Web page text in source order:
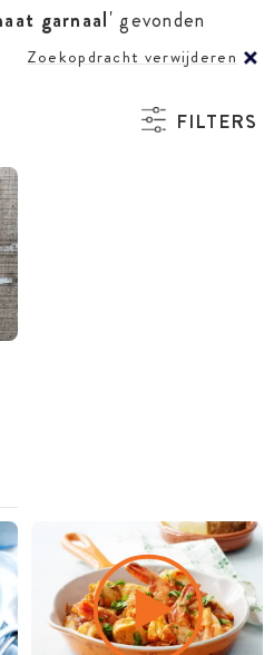
garnaal' gevonden
Zoekopdracht verwijderen
FILTERS